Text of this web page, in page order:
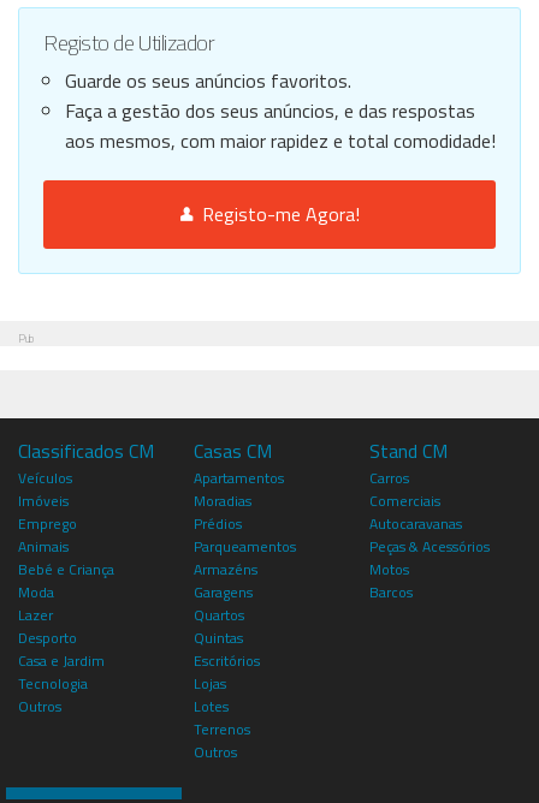
Registo de Utilizador
Guarde os seus anúncios favoritos.
Faça a gestão dos seus anúncios, e das respostas
aos mesmos, com maior rapidez e total comodidade!
Registo-me Agora!
Pub
Classificados CM
Veículos
Imóveis
Emprego
Animais
Bebé e Criança
Moda
Lazer
Desporto
Casa e Jardim
Tecnologia
Outros
Casas CM
Apartamentos
Moradias
Prédios
Parqueamentos
Armazéns
Garagens
Quartos
Quintas
Escritórios
Lojas
Lotes
Terrenos
Outros
Stand CM
Carros
Comerciais
Autocaravanas
Peças & Acessórios
Motos
Barcos